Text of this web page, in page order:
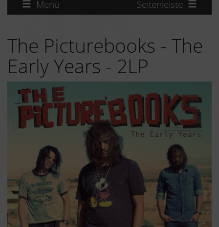
Menü Seitenleiste
The Picturebooks - The
Early Years - 2LP